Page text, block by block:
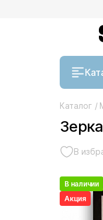
Каталог /
В
В наличии
Акция